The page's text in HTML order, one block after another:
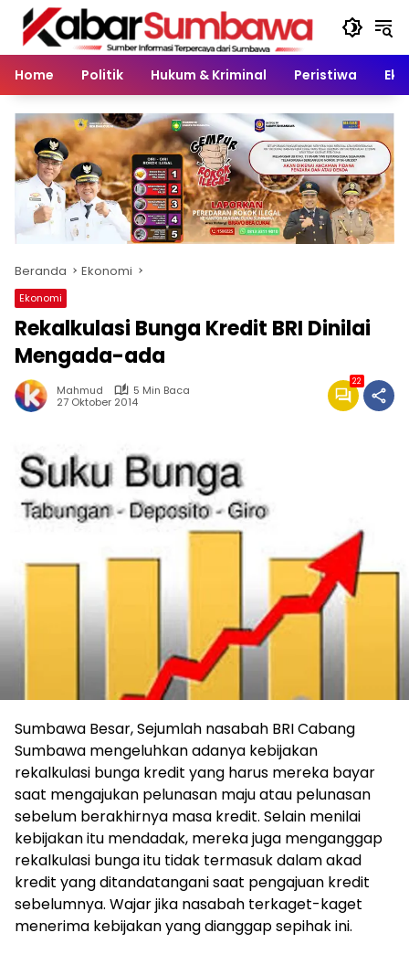
Langsung
konten
Home
Politik Hukum & Kriminal Peristiwa
Beranda Ekonomi
Ekonomi
Rekalkulasi Bunga Kredit BRI Dinilai
Mengada-ada
Mahmud
5 Min Baca
27 Oktober 2014
22
Sumbawa Besar, Sejumlah nasabah BRI Cabang
Sumbawa mengeluhkan adanya kebijakan
rekalkulasi bunga kredit yang harus mereka bayar
saat mengajukan pelunasan maju atau pelunasan
sebelum berakhirnya masa kredit. Selain menilai
kebijakan itu mendadak, mereka juga menganggap
rekalkulasi bunga itu tidak termasuk dalam akad
kredit yang ditandatangani saat pengajuan kredit
sebelumnya. Wajar jika nasabah terkaget-kaget
menerima kebijakan yang dianggap sepihak ini.